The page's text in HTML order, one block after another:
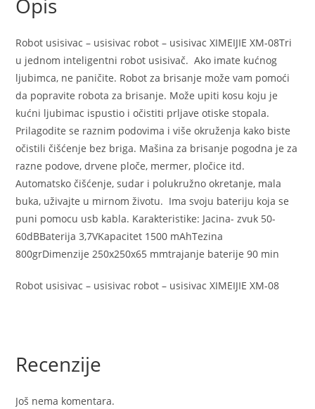
Opis
Robot usisivac – usisivac robot – usisivac XIMEIJIE XM-08Tri
u jednom inteligentni robot usisivač. Ako imate kućnog
ljubimca, ne paničite. Robot za brisanje može vam pomoći
da popravite robota za brisanje. Može upiti kosu koju je
kućni ljubimac ispustio i očistiti prljave otiske stopala.
Prilagodite se raznim podovima i više okruženja kako biste
očistili čišćenje bez briga. Mašina za brisanje pogodna je za
razne podove, drvene ploče, mermer, pločice itd.
Automatsko čišćenje, sudar i polukružno okretanje, mala
buka, uživajte u mirnom životu. Ima svoju bateriju koja se
puni pomocu usb kabla. Karakteristike: Jacina- zvuk 50-
60dBBaterija 3,7VKapacitet 1500 mAhTezina
800grDimenzije 250x250x65 mmtrajanje baterije 90 min
Robot usisivac – usisivac robot – usisivac XIMEIJIE XM-08
Recenzije
Još nema komentara.